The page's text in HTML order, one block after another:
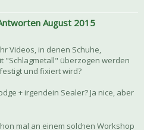
August 2015
Videos, in denen Schuhe,
"Schlagmetall" überzogen werden
und fixiert wird?
+ irgendein Sealer? Ja nice, aber
mal an einem solchen Workshop